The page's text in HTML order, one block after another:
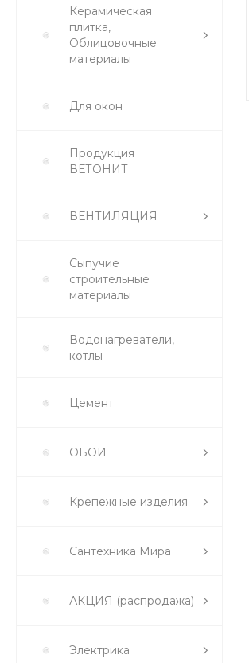
Керамическая
плитка,
Облицовочные
материалы
Для окон
Продукция
ВЕТОНИТ
ВЕНТИЛЯЦИЯ
Сыпучие
строительные
материалы
Водонагреватели,
котлы
Цемент
ОБОИ
Крепежные изделия
Сантехника Мира
АКЦИЯ (распродажа)
Электрика